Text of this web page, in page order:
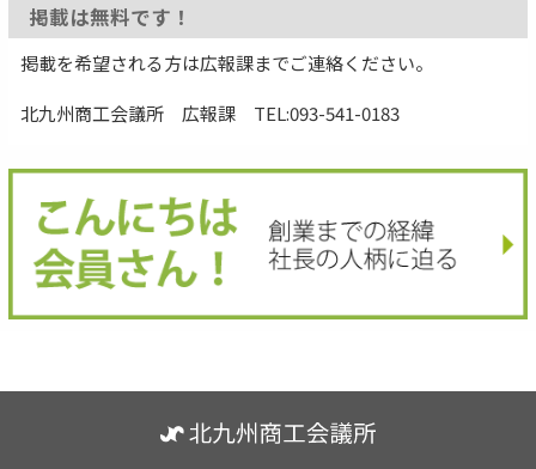
掲載は無料です！
掲載を希望される方は広報課までご連絡ください。
北九州商工会議所 広報課 TEL:093-541-0183